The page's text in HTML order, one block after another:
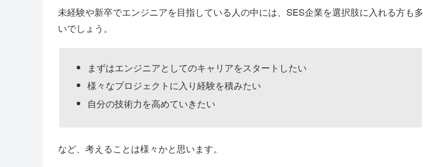
未経験や新卒でエンジニアを目指している人の中には、SES企業を選択肢に入れる方も多
いでしょう。
まずはエンジニアとしてのキャリアをスタートしたい
様々なプロジェクトに入り経験を積みたい
自分の技術力を高めていきたい
など、考えることは様々かと思います。